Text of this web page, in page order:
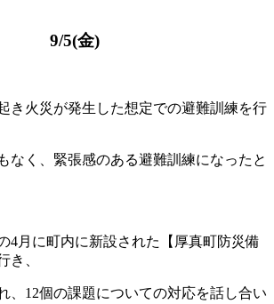
9/5(金)
き火災が発生した想定での避難訓練を行
なく、緊張感のある避難訓練になったと
4月に町内に新設された【厚真町防災備
き、
、12個の課題についての対応を話し合い